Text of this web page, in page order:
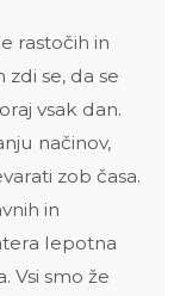
rastočih in
se, da se
vsak dan.
načinov,
zob časa.
in
lepotna
Vsi smo že